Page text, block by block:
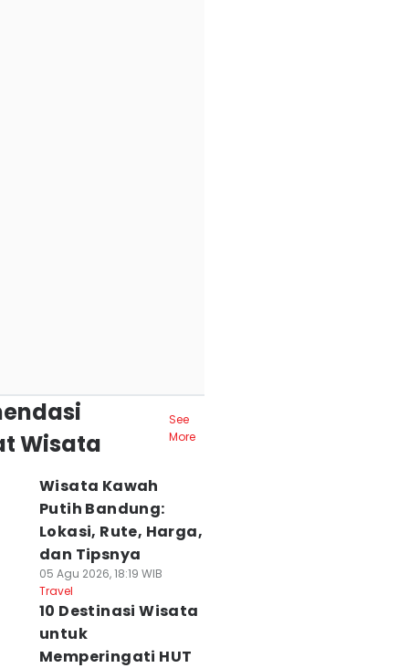
Wisata
See
More
Wisata Kawah
Putih Bandung:
Lokasi, Rute, Harga,
dan Tipsnya
05 Agu 2026, 18:19 WIB
Travel
10 Destinasi Wisata
untuk
Memperingati HUT